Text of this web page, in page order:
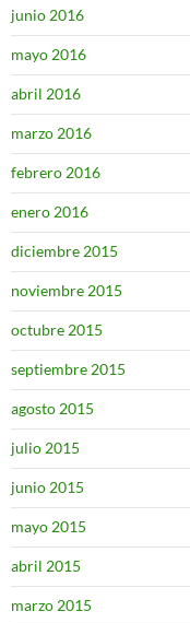
junio 2016
mayo 2016
abril 2016
marzo 2016
febrero 2016
enero 2016
diciembre 2015
noviembre 2015
octubre 2015
septiembre 2015
agosto 2015
julio 2015
junio 2015
mayo 2015
abril 2015
marzo 2015